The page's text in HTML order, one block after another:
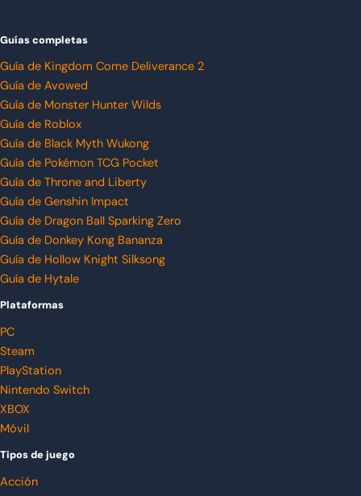
Guías completas
Guía de Kingdom Come Deliverance 2
Guía de Avowed
Guía de Monster Hunter Wilds
Guía de Roblox
Guía de Black Myth Wukong
Guía de Pokémon TCG Pocket
Guía de Throne and Liberty
Guía de Genshin Impact
Guía de Dragon Ball Sparking Zero
Guía de Donkey Kong Bananza
Guía de Hollow Knight Silksong
Guía de Hytale
Plataformas
PC
Steam
PlayStation
Nintendo Switch
XBOX
Móvil
Tipos de juego
Acción